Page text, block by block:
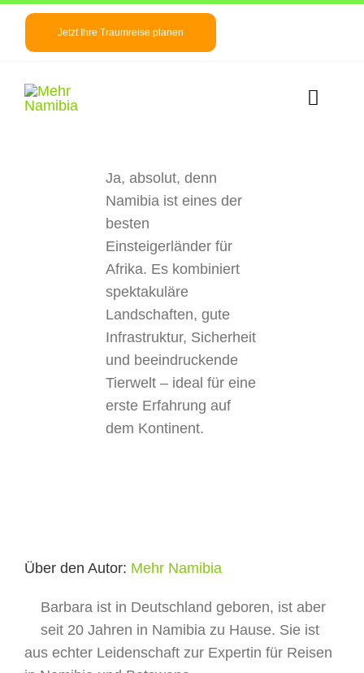
springen
Jetzt Ihre Traumreise planen
Toggle
Namibia Info
Reiseideen
Über uns
Gästefeedback
Ja, absolut, denn
Namibia ist eines der
besten
Einsteigerländer für
Afrika. Es kombiniert
spektakuläre
Landschaften, gute
Infrastruktur, Sicherheit
und beeindruckende
Tierwelt – ideal für eine
erste Erfahrung auf
dem Kontinent.
Über den Autor: Mehr Namibia
Barbara ist in Deutschland geboren, ist aber
seit 20 Jahren in Namibia zu Hause. Sie ist
aus echter Leidenschaft zur Expertin für Reisen